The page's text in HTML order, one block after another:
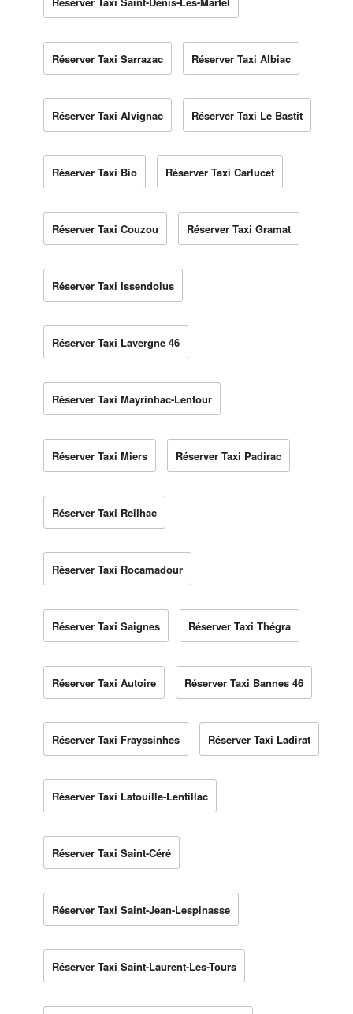
Réserver Taxi Sarrazac Réserver Taxi Albiac
Réserver Taxi Alvignac Réserver Taxi Le Bastit
Réserver Taxi Bio Réserver Taxi Carlucet
Réserver Taxi Couzou Réserver Taxi Gramat
Réserver Taxi Issendolus
Réserver Taxi Lavergne 46
Réserver Taxi Mayrinhac-Lentour
Réserver Taxi Miers Réserver Taxi Padirac
Réserver Taxi Reilhac
Réserver Taxi Rocamadour
Réserver Taxi Saignes Réserver Taxi Thégra
Réserver Taxi Autoire Réserver Taxi Bannes 46
Réserver Taxi Frayssinhes Réserver Taxi Ladirat
Réserver Taxi Latouille-Lentillac
Réserver Taxi Saint-Céré
Réserver Taxi Saint-Jean-Lespinasse
Réserver Taxi Saint-Laurent-Les-Tours